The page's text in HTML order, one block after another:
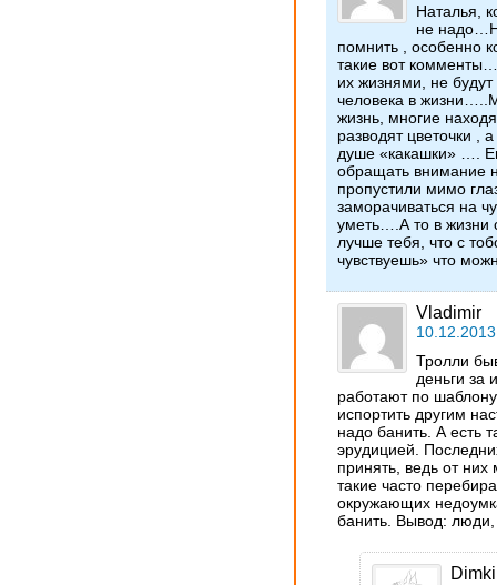
Наталья,
не
помнить , особенно
такие вот
их жизнями, не
человека в
жизнь, многие
разводят цветочки ,
душе «какашки» ….
обращать внимание
пропустили мимо
заморачиваться на
уметь….А то в жизни
лучше тебя, что с
чувствуешь» что
Vladimir
Тролли
деньги за
работают по
испортить другим
надо банить. А есть
эрудицией.
принять, ведь от
такие часто
окружающих
банить. Вывод: